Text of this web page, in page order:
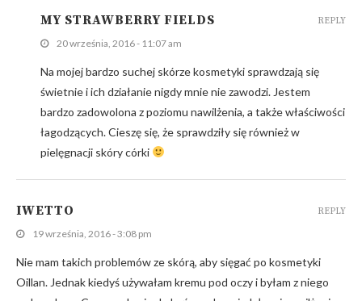
MY STRAWBERRY FIELDS
20 września, 2016 - 11:07 am
Na mojej bardzo suchej skórze kosmetyki sprawdzają się
świetnie i ich działanie nigdy mnie nie zawodzi. Jestem
bardzo zadowolona z poziomu nawilżenia, a także właściwości
łagodzących. Cieszę się, że sprawdziły się również w
pielęgnacji skóry córki
REPLY
IWETTO
19 września, 2016 - 3:08 pm
Nie mam takich problemów ze skórą, aby sięgać po kosmetyki
Oillan. Jednak kiedyś używałam kremu pod oczy i byłam z niego
REPLY